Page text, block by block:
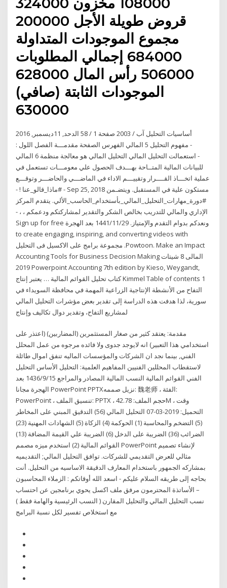
قروض طويلة الأجل 200000
مجموع الموجودات المتداولة
684000 إجمالي المطلوبات
506000 رأس المال 628000
الموجودات الثابتة (صافي)
630000
‫الدحد‪11 ,‬ديسمبر‪2016 ,‬‬ ‫صفحة ‪58 / 1‬‬ ‫آب ‪2003 /‬‬ ‫أساسيات التحليل
المالي‬ ‫الفهرس‬ ‫الصفحة‬ ‫مقدمـــة‬ ‫الفصل‬ ‫اللول ‪:‬‬ ‫‪5‬‬ ‫‪ -‬مفهوم التحليل
المالي‬ ‫‪6‬‬ ‫‪ -‬استعمالت التحليل المالي التحليل المالي هو معالجة منظمة
للبيانات المالية المتــاحة بهـــدف الحصول علي معومـــات تستعمل في
عملية اتخـــاذ القــــرار وتقييـــم الاداء في الماضـــي والحاضـــر وتوقـــع
مستكون علية في المستقبل. ويتضـمن Sep 25, 2018 - #ماذا_قالو_عنا ! -
#دورة_مهارات_التحليل_المالي_بأستخدام_الحاسب_الألي. يتقدم المركز
الإداري والمالي للتدريب بخالص الشكر والتقدير لمشاركتكم ودعمكم ، ، -
ونعدكم بدوام التقدم والإمتياز. 29‏‏/11‏‏/1441 بعد الهجرة Sign up for free
to create engaging, inspiring, and converting videos with
Powtoon. Make an Impact. مجموعة برامج على الاكسيل فى التحليل
المالى 8 شيتات Accounting Tools for Business Decision Making
2019 Powerpoint Accounting 7th edition by Kieso, Weygandt,
Kimmel Table of contents 1 كتاب تحليل القوائم المالية … يعتبر إنتاج
التفاح من الأنشطة الإنتاجية الزراعية المهمة في محافظة السويداء في
سورية، لذا هدفت هذه الدراسة إلى تقدير بعض مؤشرات التحليل المالي
لمشاريع التفاح، وتقدير دوال تكاليف وإنتاج
مقدمة: يعتقد كثير من صغار المستثمرين (المضاربين) (اعتذر على
استخدامي هذا التعبير) انه لايوجد جدوى ولا فائده مرجوه من عمل المحلل
الفني, بينما نجد ان الشركات والمؤسسات الماليه تنفق اموال طائلة
لاستقطاب المحللين الفنيين المفاهيم العلمية: التحليل الأساس التحليل
الفني القوائم المالية النسب المالية المصادر والمراجع 15‏‏/9‏‏/1436 بعد
الهجرة مجانا PowerPoint PPTXنزيل صممه: 魏老师 ، الفئة:
PowerPoint ، تنسيق الملف: PPTX ، حجم الملف: 42.78M ، وقت
التحميل: 2019-03-07 التحليل المالي (56) التدقيق المبني على المخاطر
(5) التضخم والمحاسبة (1) الحوكمة (4) الزكاة (5) الشهادات المهنية (23)
الضرائب (36) الضريبة على الدخل (6) الضريبة علي القيمة المضافة (13)
القوائم المالية (2) استخدم ميزه مصمم PowerPoint لإنشاء تصميم
مثالي للعرض التقديمي للشركات. توافق التحليل المالي; التقديميه
بمشاركه الجمهور باستخدام المعارف الدقيقة الاساسيه من التحليل. أنت
بحاجه إلى طريقه السلام عليكم - اسعد الله أوقاتكم : الزملاء المحاسبون
– الأساتذة المحترمون مرفق ملف اكسل يحوي برنامجين عن احتساب
نسب التحليل المالي والتحليل المقارن ( النسب الرئيسية والهامة فقط )
مع استخلاص تفسير لكل نسبة البرامج